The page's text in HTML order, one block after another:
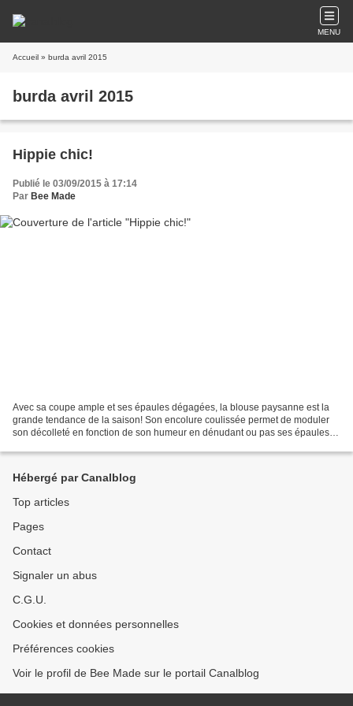
MENU
Accueil » burda avril 2015
burda avril 2015
Hippie chic!
Publié le 03/09/2015 à 17:14
Par Bee Made
Avec sa coupe ample et ses épaules dégagées, la blouse paysanne est la
grande tendance de la saison! Son encolure coulissée permet de moduler
son décolleté en fonction de son humeur en dénudant ou pas ses épaules!
Hébergé par Canalblog
Top articles
Pages
Contact
Signaler un abus
C.G.U.
Cookies et données personnelles
Préférences cookies
Voir le profil de Bee Made sur le portail Canalblog